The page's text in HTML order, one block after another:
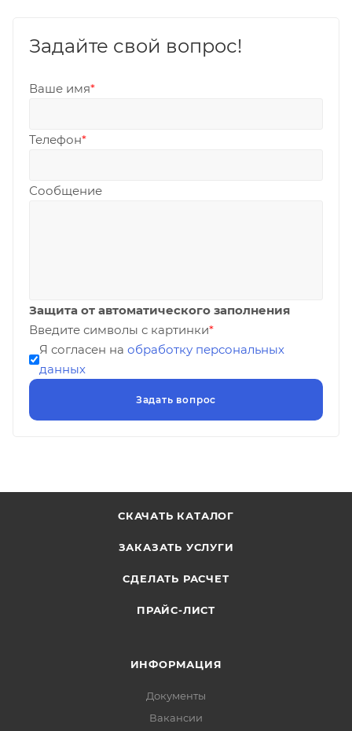
Задайте свой вопрос!
Ваше имя*
Телефон*
Сообщение
Защита от автоматического заполнения
Введите символы с картинки*
Я согласен на обработку персональных
данных
СКАЧАТЬ КАТАЛОГ
ЗАКАЗАТЬ УСЛУГИ
СДЕЛАТЬ РАСЧЕТ
ПРАЙС-ЛИСТ
ИНФОРМАЦИЯ
Документы
Вакансии